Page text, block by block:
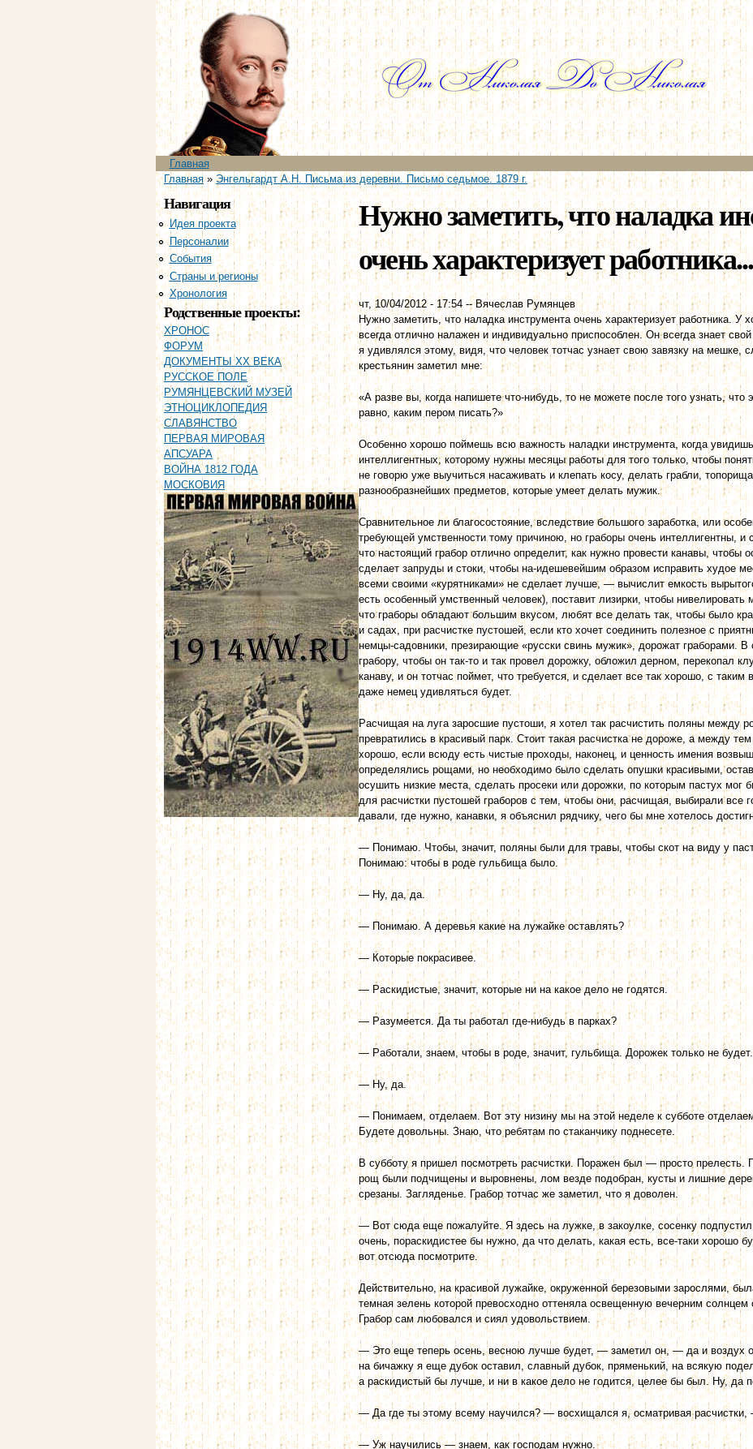
Перейти к
основному
содержанию
Главное меню
Главная
Вы здесь
Главная» Энгельгардт А.Н. Письма из деревни. Письмо седьмое. 1879 г.
Навигация
Идея проекта
Персоналии
События
Страны и регионы
Хронология
Родственные проекты:
ХРОНОС
ФОРУМ
ДОКУМЕНТЫ XX ВЕКА
РУССКОЕ ПОЛЕ
РУМЯНЦЕВСКИЙ МУЗЕЙ
ЭТНОЦИКЛОПЕДИЯ
СЛАВЯНСТВО
ПЕРВАЯ МИРОВАЯ
АПСУАРА
ВОЙНА 1812 ГОДА
МОСКОВИЯ
Нужно заметить, что наладка
очень характеризует работника...
чт, 10/04/2012 - 17:54 --Вячеслав Румянцев
Нужно заметить, что наладка инструмента очень характеризует работника. У
всегда отлично налажен и индивидуально приспособлен. Он всегда знает
я удивлялся этому, видя, что человек тотчас узнает свою завязку на мешке,
крестьянин заметил мне:
«А разве вы, когда напишете что-нибудь, то не можете после того узнать,
равно, каким пером писать?»
Особенно хорошо поймешь всю важность наладки инструмента, когда
интеллигентных, которому нужны месяцы работы для того только, чтобы
не говорю уже выучиться насаживать и клепать косу, делать грабли,
разнообразнейших предметов, которые умеет делать мужик.
Сравнительное ли благосостояние, вследствие большого заработка, или
требующей умственности тому причиною, но граборы очень интеллигентны,
что настоящий грабор отлично определит, как нужно провести канавы, чтобы
сделает запруды и стоки, чтобы на-идешевейшим образом исправить худое
всеми своими «курятниками» не сделает лучше, — вычислит емкость
есть особенный умственный человек), поставит лизирки, чтобы
что граборы обладают большим вкусом, любят все делать так, чтобы было
и садах, при расчистке пустошей, если кто хочет соединить полезное с
немцы-садовники, презирающие «русски свинь мужик», дорожат граборами. В
грабору, чтобы он так-то и так провел дорожку, обложил дерном, перекопал
канаву, и он тотчас поймет, что требуется, и сделает все так хорошо, с таким
даже немец удивляться будет.
Расчищая на луга заросшие пустоши, я хотел так расчистить поляны между
превратились в красивый парк. Стоит такая расчистка не дороже, а между
хорошо, если всюду есть чистые проходы, наконец, и ценность имения
определялись рощами, но необходимо было сделать опушки красивыми,
осушить низкие места, сделать просеки или дорожки, по которым пастух мог
для расчистки пустошей граборов с тем, чтобы они, расчищая, выбирали все
давали, где нужно, канавки, я объяснил рядчику, чего бы мне хотелось
— Понимаю. Чтобы, значит, поляны были для травы, чтобы скот на виду у
Понимаю: чтобы в роде гульбища было.
— Ну, да, да.
— Понимаю. А деревья какие на лужайке оставлять?
— Которые покрасивее.
— Раскидистые, значит, которые ни на какое дело не годятся.
— Разумеется. Да ты работал где-нибудь в парках?
— Работали, знаем, чтобы в роде, значит, гульбища. Дорожек только не
— Ну, да.
— Понимаем, отделаем. Вот эту низину мы на этой неделе к субботе
Будете довольны. Знаю, что ре­бятам по стаканчику поднесете.
В субботу я пришел посмотреть расчистки. Поражен был — просто прелесть.
рощ были подчищены и выровнены, лом везде подобран, кусты и лишние
срезаны. Загляденье. Грабор тотчас же заметил, что я доволен.
— Вот сюда еще пожалуйте. Я здесь на лужке, в закоулке, сосенку
очень, пораскидистее бы нужно, да что делать, какая есть, все-таки хорошо
вот отсюда посмотрите.
Действительно, на красивой лужайке, окруженной березовыми зарослями,
темная зелень которой превосходно оттеняла освещенную вечерним
Грабор сам любовался и сиял удовольствием.
— Это еще теперь осень, весною лучше будет, — заметил он, — да и воздух
на бичажку я еще дубок оставил, славный дубок, пряменький, на всякую
а раскидистый бы лучше, и ни в какое дело не годится, целее бы был. Ну, да
— Да где ты этому всему научился? — восхищался я, осматривая
— Уж научились — знаем, как господам нужно.